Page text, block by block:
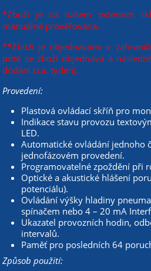
*Zboží je na našem externím
manuálně prověřována.
**Zboží je objednáváno v
poté se zboží objednává a
dodání cca. týden).
Provedení:
Plastová ovládací skříň pro
Indikace stavu provozu
LED.
Automatické ovládání jednoho
jednofázovém provedení.
Programovatelné zpoždění při
Optické a akustické hlášení
potenciálu).
Ovládání výšky hladiny
spínačem nebo 4 – 20 mA
Ukazatel provozních hodin,
intervalů.
Paměť pro posledních 64
Způsob použití: